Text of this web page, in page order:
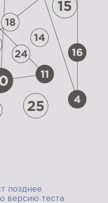
позднее
версию теста